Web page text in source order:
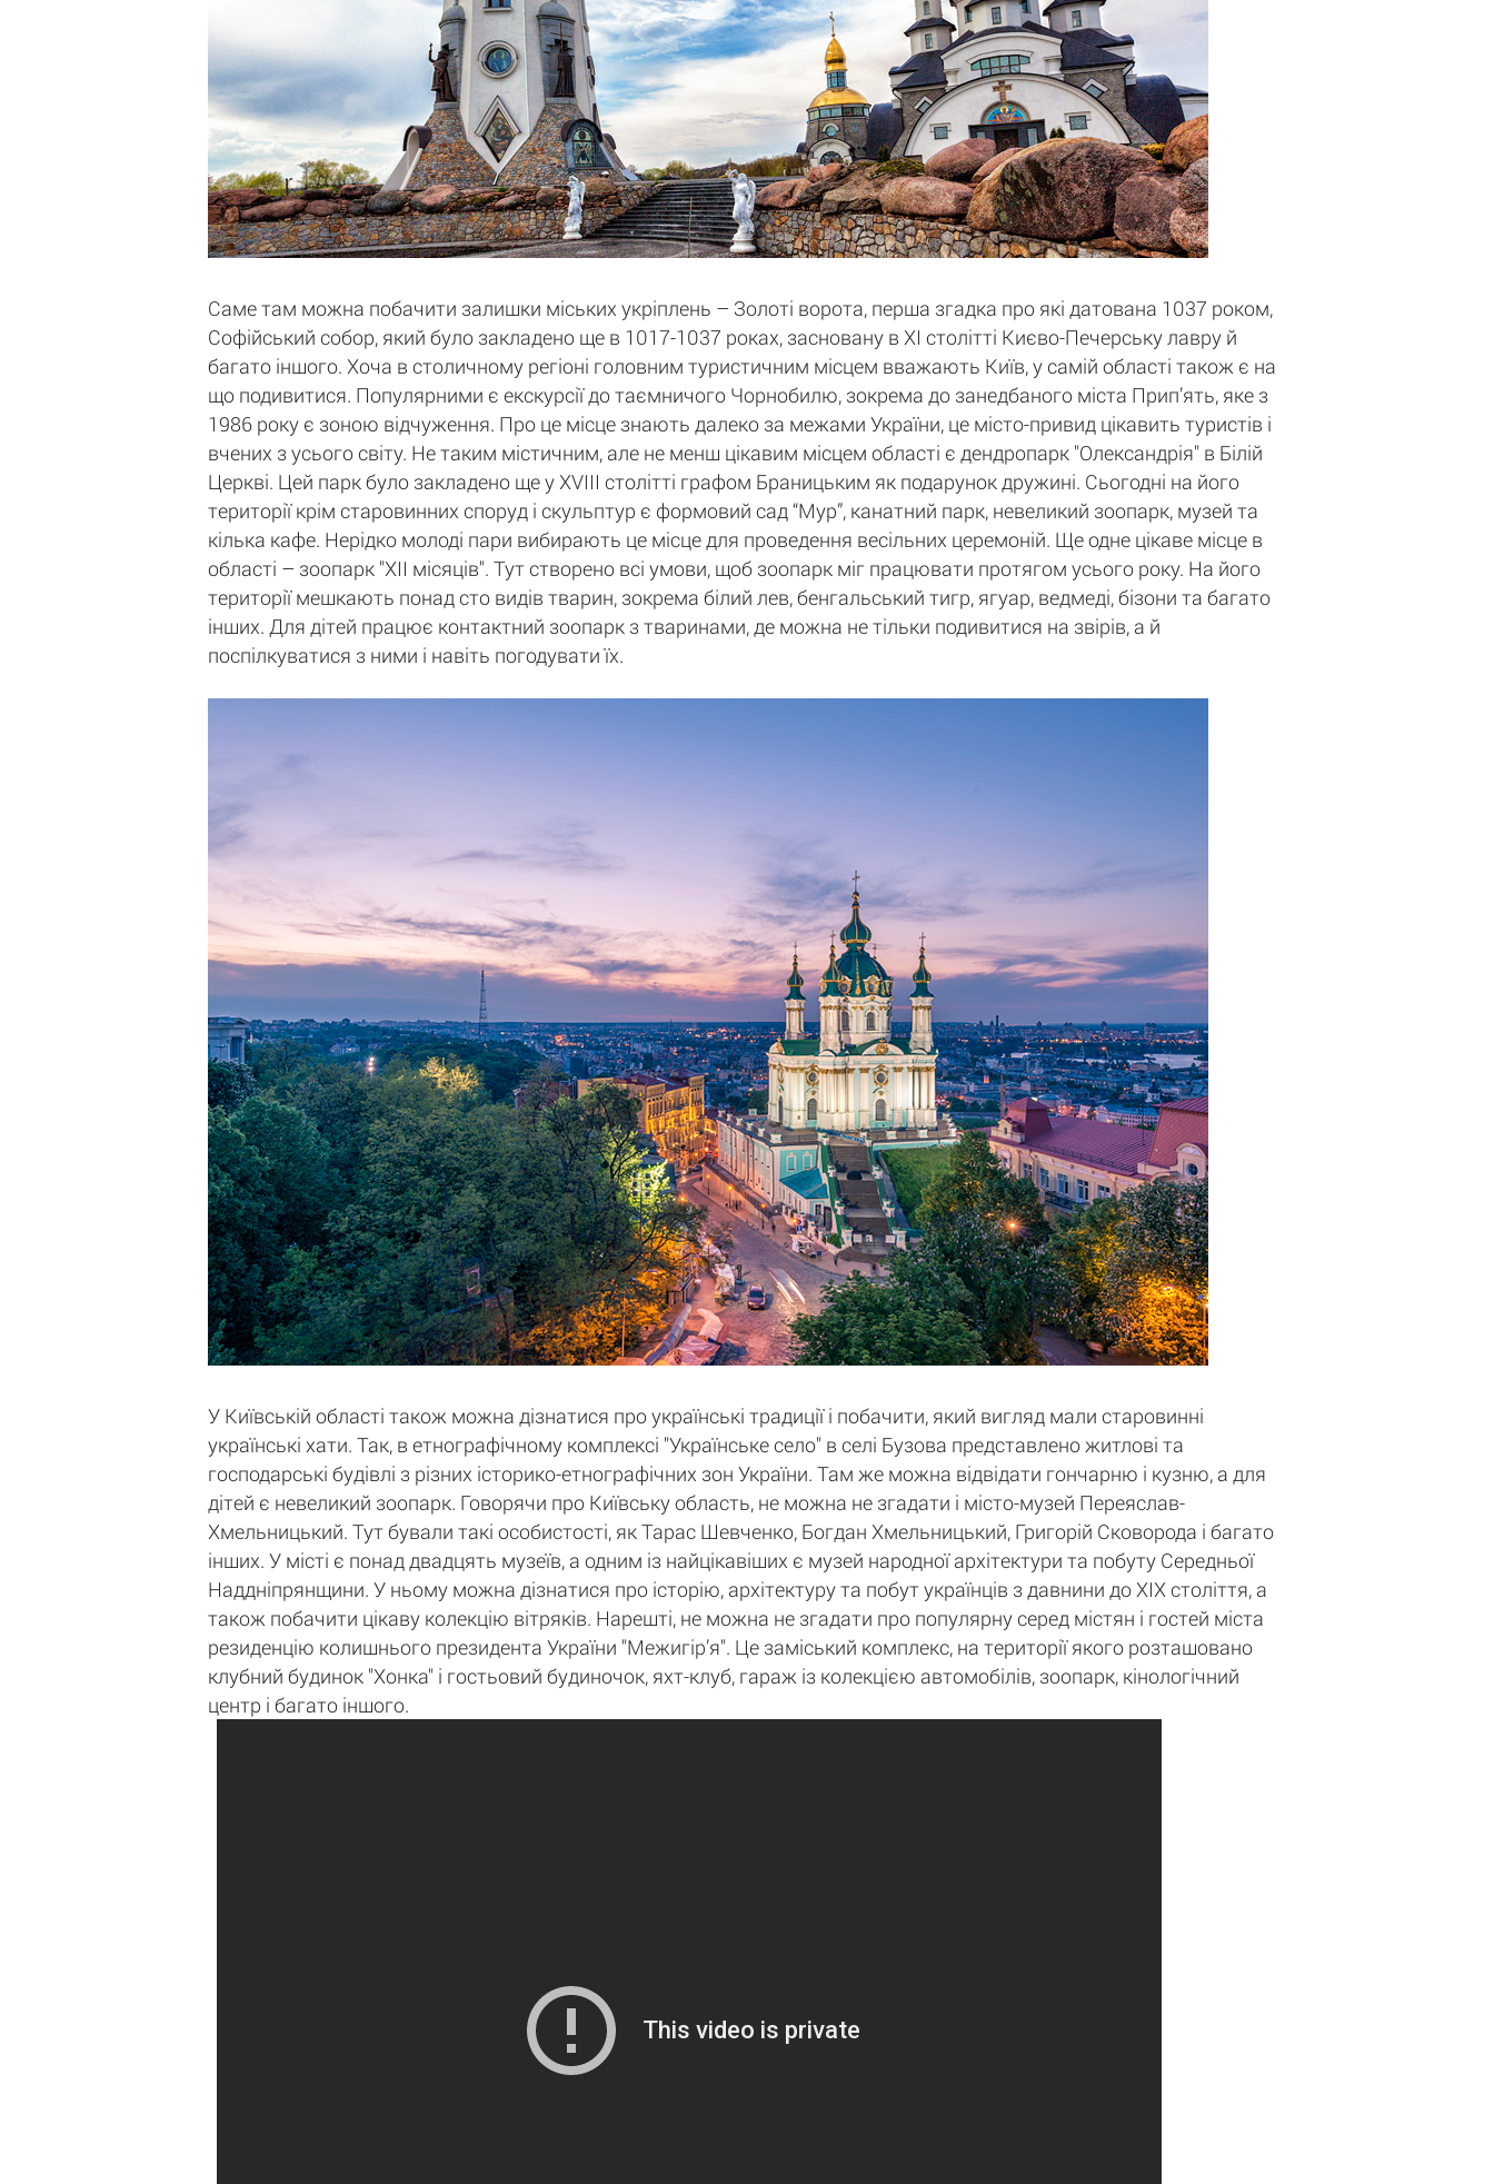
Саме там можна побачити залишки міських укріплень – Золоті ворота, перша згадка про які датована 1037 роком,
Софійський собор, який було закладено ще в 1017-1037 роках, засновану в XI столітті Києво-Печерську лавру й
багато іншого. Хоча в столичному регіоні головним туристичним місцем вважають Київ, у самій області також є на
що подивитися. Популярними є екскурсії до таємничого Чорнобилю, зокрема до занедбаного міста Прип’ять, яке з
1986 року є зоною відчуження. Про це місце знають далеко за межами України, це місто-привид цікавить туристів і
вчених з усього світу. Не таким містичним, але не менш цікавим місцем області є дендропарк "Олександрія" в Білій
Церкві. Цей парк було закладено ще у XVIII столітті графом Браницьким як подарунок дружині. Сьогодні на його
території крім старовинних споруд і скульптур є формовий сад “Мур”, канатний парк, невеликий зоопарк, музей та
кілька кафе. Нерідко молоді пари вибирають це місце для проведення весільних церемоній. Ще одне цікаве місце в
області – зоопарк "ХII місяців". Тут створено всі умови, щоб зоопарк міг працювати протягом усього року. На його
території мешкають понад сто видів тварин, зокрема білий лев, бенгальський тигр, ягуар, ведмеді, бізони та багато
інших. Для дітей працює контактний зоопарк з тваринами, де можна не тільки подивитися на звірів, а й
поспілкуватися з ними і навіть погодувати їх.
У Київській області також можна дізнатися про українські традиції і побачити, який вигляд мали старовинні
українські хати. Так, в етнографічному комплексі "Українське село" в селі Бузова представлено житлові та
господарські будівлі з різних історико-етнографічних зон України. Там же можна відвідати гончарню і кузню, а для
дітей є невеликий зоопарк. Говорячи про Київську область, не можна не згадати і місто-музей Переяслав-
Хмельницький. Тут бували такі особистості, як Тарас Шевченко, Богдан Хмельницький, Григорій Сковорода і багато
інших. У місті є понад двадцять музеїв, а одним із найцікавіших є музей народної архітектури та побуту Середньої
Наддніпрянщини. У ньому можна дізнатися про історію, архітектуру та побут українців з давнини до XIX століття, а
також побачити цікаву колекцію вітряків. Нарешті, не можна не згадати про популярну серед містян і гостей міста
резиденцію колишнього президента України "Межигір’я". Це заміський комплекс, на території якого розташовано
клубний будинок "Хонка" і гостьовий будиночок, яхт-клуб, гараж із колекцією автомобілів, зоопарк, кінологічний
центр і багато іншого.